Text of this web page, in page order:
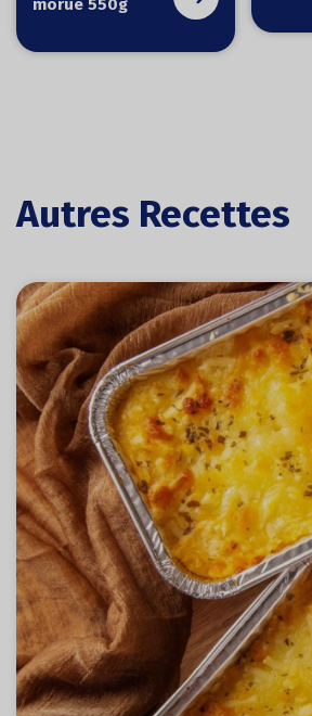
morue 550g
Autres Recettes